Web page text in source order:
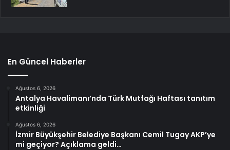
En Güncel Haberler
Ağustos 6, 2026
Antalya Havalimanı’nda Türk Mutfağı Haftası tanıtım
etkinliği
Ağustos 6, 2026
İzmir Büyükşehir Belediye Başkanı Cemil Tugay AKP’ye
mi geçiyor? Açıklama geldi…